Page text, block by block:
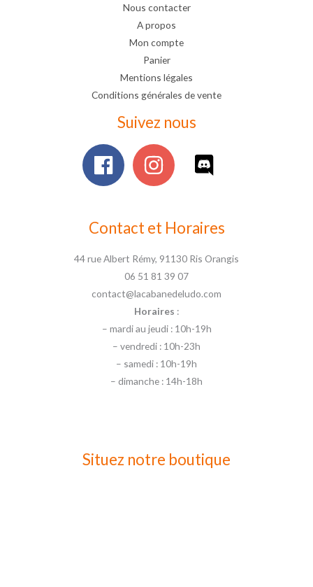
Nous contacter
A propos
Mon compte
Panier
Mentions légales
Conditions générales de vente
Suivez nous
Contact et Horaires
44 rue Albert Rémy, 91130 Ris Orangis
06 51 81 39 07
contact@lacabanedeludo.com
Horaires :
– mardi au jeudi : 10h-19h
– vendredi : 10h-23h
– samedi : 10h-19h
– dimanche : 14h-18h
Situez notre boutique